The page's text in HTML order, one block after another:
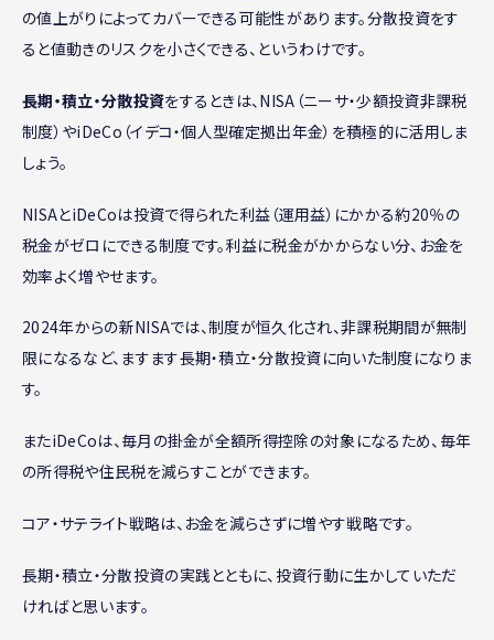
の値上がりによってカバーできる可能性があります。分散投資をす
ると値動きのリスクを小さくできる、というわけです。
長期・積立・分散投資をするときは、NISA（ニーサ・少額投資非課税
制度）やiDeCo（イデコ・個人型確定拠出年金）を積極的に活用しま
しょう。
NISAとiDeCoは投資で得られた利益（運用益）にかかる約20％の
税金がゼロにできる制度です。利益に税金がかからない分、お金を
効率よく増やせます。
2024年からの新NISAでは、制度が恒久化され、非課税期間が無制
限になるなど、ますます長期・積立・分散投資に向いた制度になりま
す。
またiDeCoは、毎月の掛金が全額所得控除の対象になるため、毎年
の所得税や住民税を減らすことができます。
コア・サテライト戦略は、お金を減らさずに増やす戦略です。
長期・積立・分散投資の実践とともに、投資行動に生かしていただ
ければと思います。